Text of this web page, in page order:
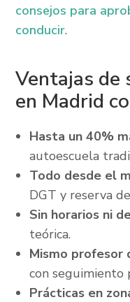
consejos para
conducir.
Ventajas de
en Madrid
Hasta un 40%
autoescuela
Todo desde el
DGT y reserva
Sin horarios ni
teórica.
Mismo profesor
con seguimiento
Prácticas en